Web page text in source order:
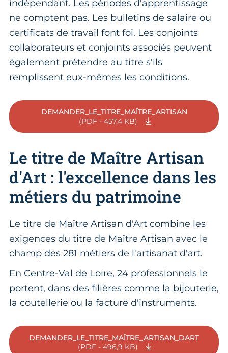
indépendant. Les périodes d'apprentissage
ne comptent pas. Les bulletins de salaire ou
certificats de travail font foi. Les conjoints
collaborateurs et conjoints associés peuvent
également prétendre au titre s'ils
remplissent eux-mêmes les conditions.
DEMANDER_LE_TITRE_MAÎTRE_ARTISAN
(PDF - 457,4 KB)
Le titre de Maître Artisan
d'Art : l'excellence dans les
métiers du patrimoine
Le titre de Maître Artisan d'Art combine les
exigences du titre de Maître Artisan avec le
champ des 281 métiers de l'artisanat d'art.
En Centre-Val de Loire, 24 professionnels le
portent, dans des filières comme la bijouterie,
la coutellerie ou la facture d'instruments.
DEMANDER_LE_TITRE_MAÎTRE_ARTISAN_DART
(PDF - 496,9 KB)